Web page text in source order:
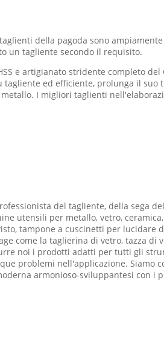
della pagoda sono
un tagliente secondo il requisito.
e artigianato stridente completo del
ed efficiente, prolunga il suo
I migliori taglienti
del tagliente, della sega
utensili per metallo, vetro,
tampone a cuscinetti per
come la taglierina di vetro, tazza
noi i prodotti adatti per tutti gli
problemi nell'applicazione.
armonioso-sviluppantesi con i